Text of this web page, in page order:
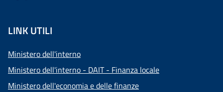
LINK UTILI
Ministero dell'interno
Ministero dell'interno - DAIT - Finanza locale
Ministero dell'economia e delle finanze